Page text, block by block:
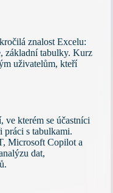
znalost Excelu:
základní tabulky. Kurz
uživatelům, kteří
kterém se účastníci
práci s tabulkami.
Microsoft Copilot a
dat,